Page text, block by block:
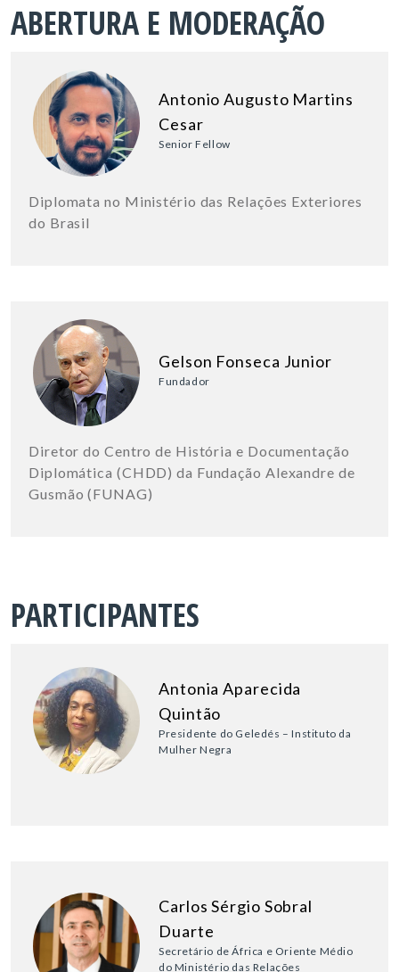
ABERTURA E MODERAÇÃO
Antonio Augusto Martins
Cesar
Senior Fellow
Diplomata no Ministério das Relações Exteriores
do Brasil
Gelson Fonseca Junior
Fundador
Diretor do Centro de História e Documentação
Diplomática (CHDD) da Fundação Alexandre de
Gusmão (FUNAG)
PARTICIPANTES
Antonia Aparecida
Quintão
Presidente do Geledés – Instituto da
Mulher Negra
Carlos Sérgio Sobral
Duarte
Secretário de África e Oriente Médio
do Ministério das Relações